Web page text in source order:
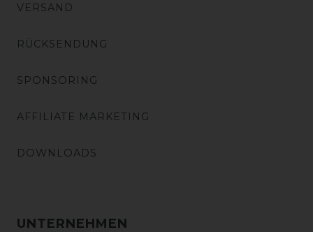
VERSAND
RÜCKSENDUNG
SPONSORING
AFFILIATE MARKETING
DOWNLOADS
UNTERNEHMEN